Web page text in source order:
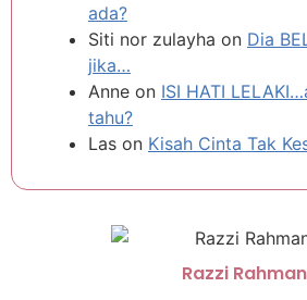
ada?
Siti nor zulayha on Dia
jika…
Anne on ISI HATI
tahu?
Las on Kisah Cinta Tak
Razzi Rahman